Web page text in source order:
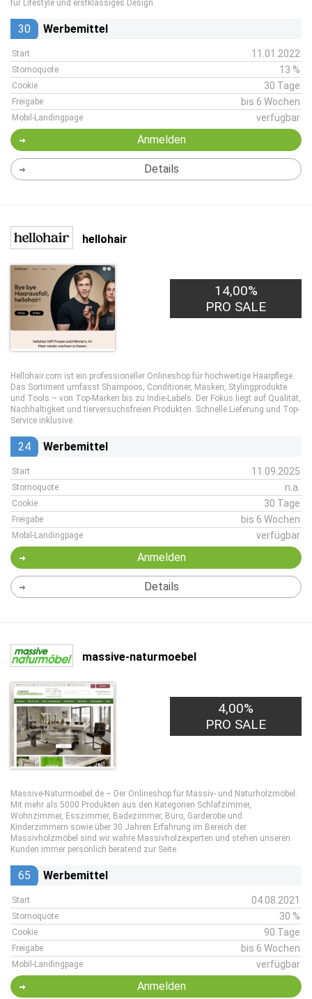
für Lifestyle und erstklassiges Design.
30 Werbemittel
Start 11.01.2022
Stornoquote 13 %
Cookie 30 Tage
Freigabe bis 6 Wochen
Mobil-Landingpage verfügbar
Anmelden
Details
hellohair
14,00%
PRO SALE
Hellohair.com ist ein professioneller Onlineshop für hochwertige Haarpflege.
Das Sortiment umfasst Shampoos, Conditioner, Masken, Stylingprodukte
und Tools – von Top-Marken bis zu Indie-Labels. Der Fokus liegt auf Qualität,
Nachhaltigkeit und tierversuchsfreien Produkten. Schnelle Lieferung und Top-
Service inklusive.
24 Werbemittel
Start 11.09.2025
Stornoquote n.a.
Cookie 30 Tage
Freigabe bis 6 Wochen
Mobil-Landingpage verfügbar
Anmelden
Details
massive-naturmoebel
4,00%
PRO SALE
Massive-Naturmoebel.de – Der Onlineshop für Massiv- und Naturholzmöbel.
Mit mehr als 5000 Produkten aus den Kategorien Schlafzimmer,
Wohnzimmer, Esszimmer, Badezimmer, Büro, Garderobe und
Kinderzimmern sowie über 30 Jahren Erfahrung im Bereich der
Massivholzmöbel sind wir wahre Massivholzexperten und stehen unseren
Kunden immer persönlich beratend zur Seite.
65 Werbemittel
Start 04.08.2021
Stornoquote 30 %
Cookie 90 Tage
Freigabe bis 6 Wochen
Mobil-Landingpage verfügbar
Anmelden